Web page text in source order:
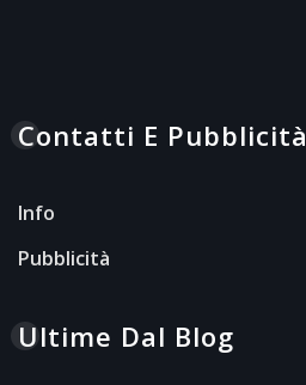
Contatti E Pubblicità
Info
Pubblicità
Ultime Dal Blog